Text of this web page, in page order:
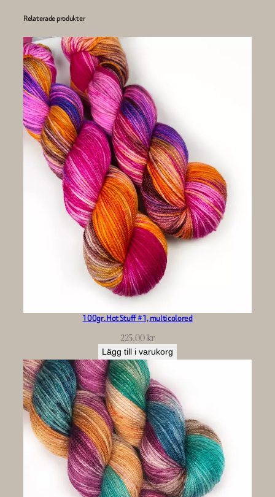
Relaterade produkter
100gr. Hot Stuff #1, multicolored
225,00kr
Lägg till i varukorg